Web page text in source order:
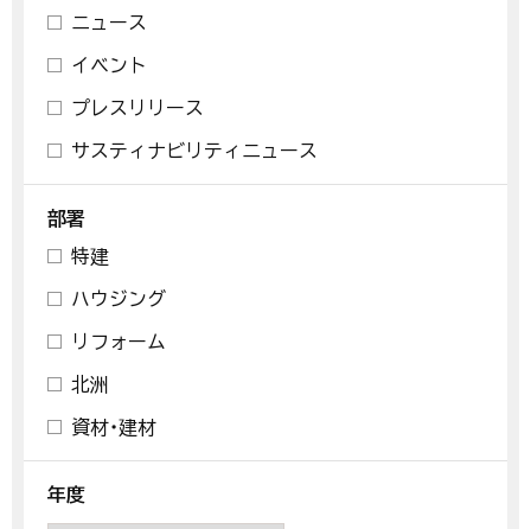
ニュース
イベント
プレスリリース
サスティナビリティニュース
部署
特建
ハウジング
リフォーム
北洲
資材・建材
年度